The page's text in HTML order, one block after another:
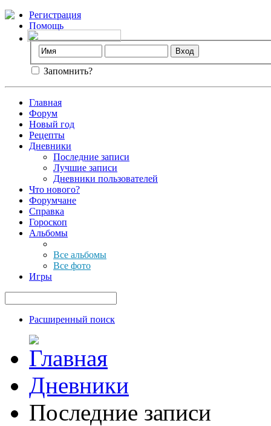
Регистрация
Помощь
Запомнить?
Главная
Форум
Новый год
Рецепты
Дневники
Последние записи
Лучшие записи
Дневники пользователей
Что нового?
Форумчане
Справка
Гороскоп
Альбомы
Все альбомы
Все фото
Игры
Расширенный поиск
Дневники
Последние записи